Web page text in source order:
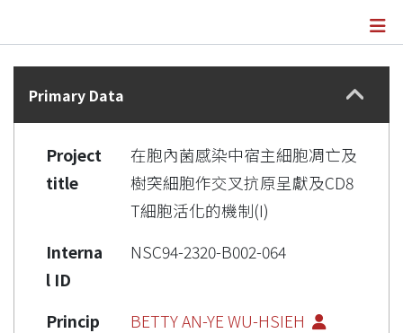
Details
Primary Data
Project
title
在胞內菌感染中宿主細胞凋亡及
樹突細胞作交叉抗原呈獻及CD8
T細胞活化的機制(I)
Interna
l ID
NSC94-2320-B002-064
Princip
BETTY AN-YE WU-HSIEH